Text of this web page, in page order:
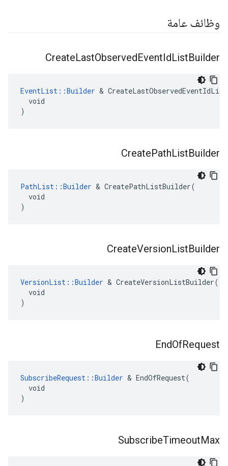
وظائف عامة
CreateLastObservedEventIdListBuilder
EventList::Builder &
  void
)
CreatePathListBuilder
PathList::Builder & CreatePathListBuilder(
  void
)
CreateVersionListBuilder
VersionList::Builder & CreateVersionListBuilder(
  void
)
EndOfRequest
SubscribeRequest::Builder & EndOfRequest(
  void
)
SubscribeTimeoutMax